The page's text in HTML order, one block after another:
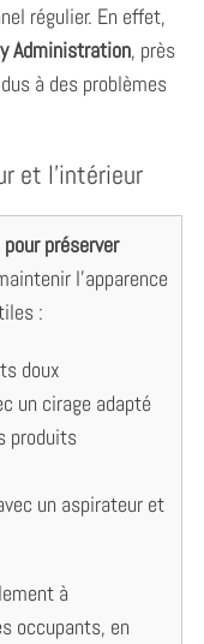
régulier. En effet,
Administration, près
à des problèmes
et l’intérieur
préserver
l’apparence
:
doux
un cirage adapté
produits
un aspirateur et
à
occupants, en